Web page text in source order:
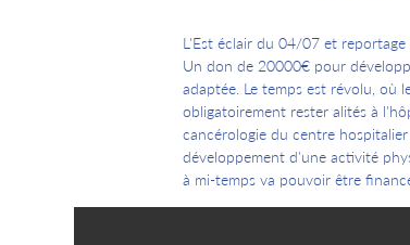
L'Est éclair du 04/07 et
Un don de 20000€ pour
adaptée. Le temps est révolu, où
obligatoirement rester alités à
cancérologie du centre
développement d'une activité
à mi-temps va pouvoir être